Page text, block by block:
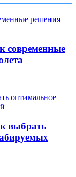
современные
выбрать